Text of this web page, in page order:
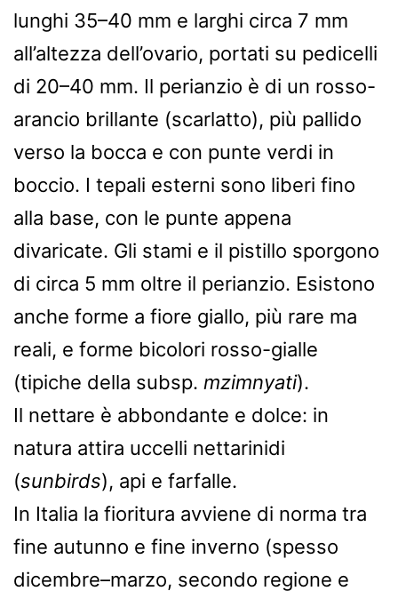
lunghi 35–40 mm e larghi circa 7 mm
all’altezza dell’ovario, portati su pedicelli
di 20–40 mm. Il perianzio è di un rosso-
arancio brillante (scarlatto), più pallido
verso la bocca e con punte verdi in
boccio. I tepali esterni sono liberi fino
alla base, con le punte appena
divaricate. Gli stami e il pistillo sporgono
di circa 5 mm oltre il perianzio. Esistono
anche forme a fiore giallo, più rare ma
reali, e forme bicolori rosso-gialle
(tipiche della subsp. mzimnyati).
Il nettare è abbondante e dolce: in
natura attira uccelli nettarinidi
(sunbirds), api e farfalle.
In Italia la fioritura avviene di norma tra
fine autunno e fine inverno (spesso
dicembre–marzo, secondo regione e